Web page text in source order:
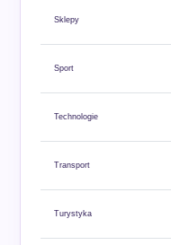
Sklepy
Sport
Technologie
Transport
Turystyka